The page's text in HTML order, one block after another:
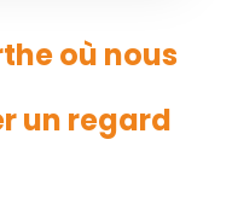
où nous
un regard